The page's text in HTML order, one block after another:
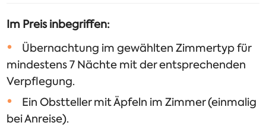
Im Preis inbegriffen:
Übernachtung im gewählten Zimmertyp für
mindestens 7 Nächte mit der entsprechenden
Verpflegung.
Ein Obstteller mit Äpfeln im Zimmer (einmalig
bei Anreise).